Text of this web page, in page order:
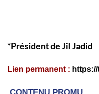
*Président de Jil Jadid
Lien permanent :